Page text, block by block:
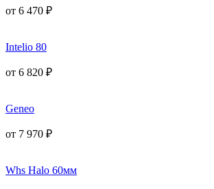
от 6 470 ₽
Intelio 80
от 6 820 ₽
Geneo
от 7 970 ₽
Whs Halo 60мм